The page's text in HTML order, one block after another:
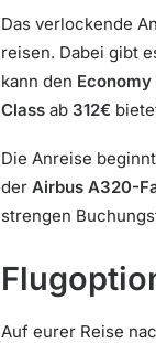
Das verlockende
reisen. Dabei gibt
kann den
Class ab 312€
Die Anreise
der Airbus A320-
strengen
Auf eurer Reise